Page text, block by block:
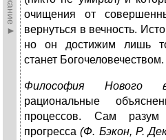
очищения от
вернуться в веч­ность.
но он достижим лишь
станет Богочеловечеством.
Философия Нового
рациональ­ные
процессов. Сам ра­зум
прогресса(Ф. Бэкон, Р.